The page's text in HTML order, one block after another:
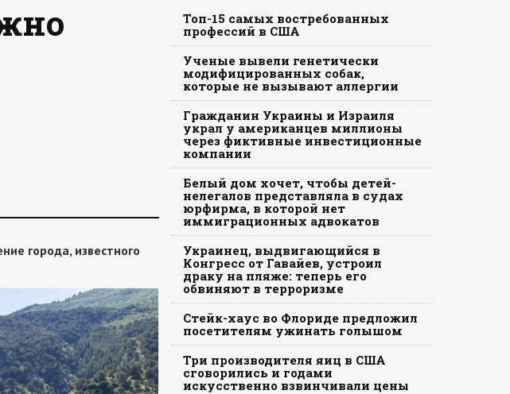
города, известного
Топ-15 самых востребованных
профессий в США
Ученые вывели генетически
модифицированных собак,
которые не вызывают аллергии
Гражданин Украины и Израиля
украл у американцев миллионы
через фиктивные инвестиционные
компании
Белый дом хочет, чтобы детей-
нелегалов представляла в судах
юрфирма, в которой нет
иммиграционных адвокатов
Украинец, выдвигающийся в
Конгресс от Гавайев, устроил
драку на пляже: теперь его
обвиняют в терроризме
Стейк-хаус во Флориде предложил
посетителям ужинать голышом
Три производителя яиц в США
сговорились и годами
искусственно взвинчивали цены